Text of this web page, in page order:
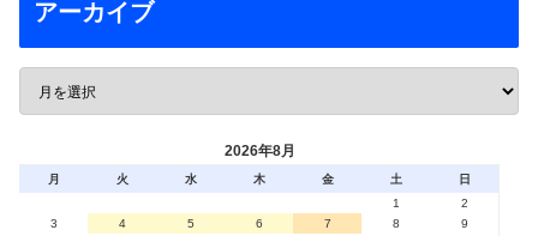
アーカイブ
2026年8月
月 火 水 木 金 土
日
1
2
3
4 5 6 7 8
9